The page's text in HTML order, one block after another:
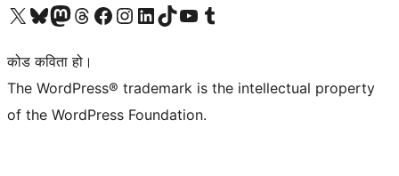
हाम्रो X (पहिले ट्विटर) खातामा जानुहोस्
हाम्रो Bluesky खाता भ्रमण गर्नुहोस्
हाम्रो म्यास्टोडन खाता भ्रमण गर्नुहोस्
हाम्रो थ्रेड्स खातामा जानुहोस्
हाम्रो फेसबुक पेजमा जानुहोस्
हाम्रो इन्स्टाग्राम खातामा जानुहोस्
हाम्रो लिङ्क्डइन खातामा जानुहोस्
हाम्रो TikTok खाता भ्रमण गर्नुहोस्
हाम्रो युट्युब च्यानलमा जानुहोस्
हाम्रो टम्बलर खाता भ्रमण गर्नुहोस्
कोड कविता हो।
The WordPress® trademark is the intellectual property
of the WordPress Foundation.